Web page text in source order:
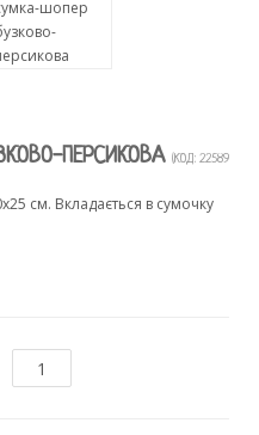
ПЕРСИКОВА (КОД: 22589А
см. Вкладається в сумочку